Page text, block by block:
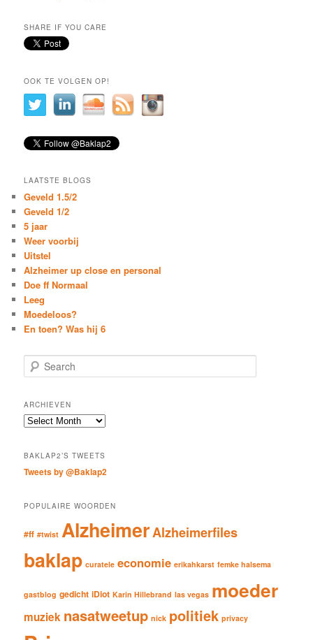
SHARE IF YOU CARE
OOK TE VOLGEN OP!
LAATSTE BLOGS
Geveld 1.5/2
Geveld 1/2
5 jaar
Weer voorbij
Uitstel
Alzheimer up close en personal
Doe ff Normaal
Leeg
Moedeloos?
En toen? Was hij 6
e
r
c
h
ARCHIEVEN
Archieven
BAKLAP2’S TWEETS
Tweets by @Baklap2
POPULAIRE WOORDEN
#ff #twist AlzheimerAlzheimerfiles
baklap curatele economie erikahkarst femke halsema
gastblog gedicht iDiot Karin Hillebrand las vegas moeder
muziek nasatweetup nick politiek privacy